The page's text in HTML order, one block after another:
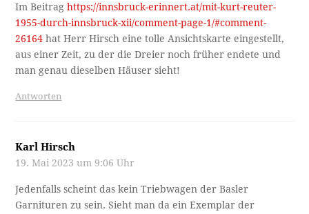
Im Beitraghttps://innsbruck-erinnert.at/mit-kurt-reuter-
1955-durch-innsbruck-xii/comment-page-1/#comment-
26164 hat Herr Hirsch eine tolle Ansichtskarte eingestellt,
aus einer Zeit, zu der die Dreier noch früher endete und
man genau dieselben Häuser sieht!
Antworten
Karl Hirsch
19. Mai 2023 um 9:06 Uhr
Jedenfalls scheint das kein Triebwagen der Basler
Garnituren zu sein. Sieht man da ein Exemplar der